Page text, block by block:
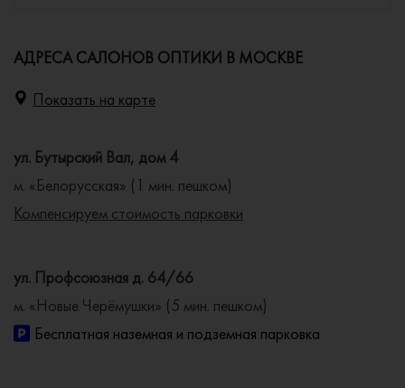
АДРЕСА САЛОНОВ ОПТИКИ В МОСКВЕ
Показать на карте
ул. Бутырский Вал, дом 4
м. «Белорусская» (1 мин. пешком)
Компенсируем стоимость парковки
ул. Профсоюзная д. 64/66
м. «Новые Черёмушки» (5 мин. пешком)
Бесплатная наземная и подземная парковка